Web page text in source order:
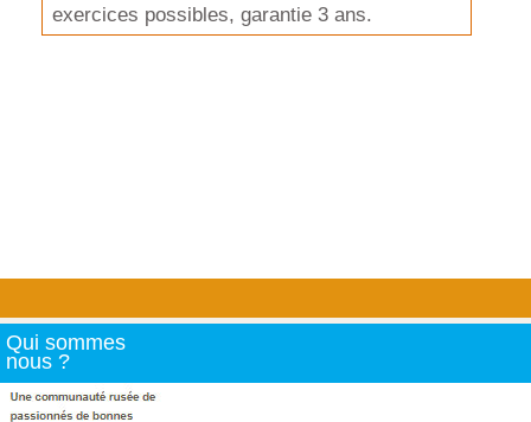
exercices possibles, garantie 3 ans.
Qui sommes
nous ?